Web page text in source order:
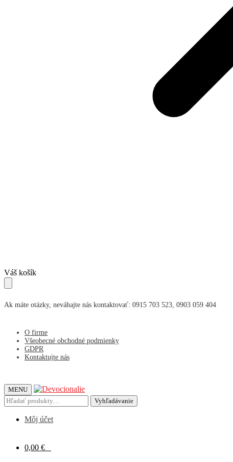
Skip
to
navigation
Skip
to
content
Váš košík
Ak máte otázky, neváhajte nás kontaktovať: 0915 703 523, 0903 059 404
O firme
Všeobecné obchodné podmienky
GDPR
Kontaktujte nás
MENU
Hľadať: Vyhľadávanie
Môj účet
0,00 €